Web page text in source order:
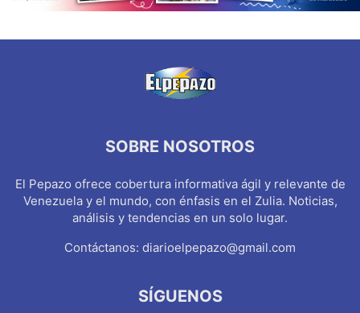
SOBRE NOSOTROS
El Pepazo ofrece cobertura informativa ágil y relevante de
Venezuela y el mundo, con énfasis en el Zulia. Noticias,
análisis y tendencias en un solo lugar.
Contáctanos: diarioelpepazo@gmail.com
SÍGUENOS